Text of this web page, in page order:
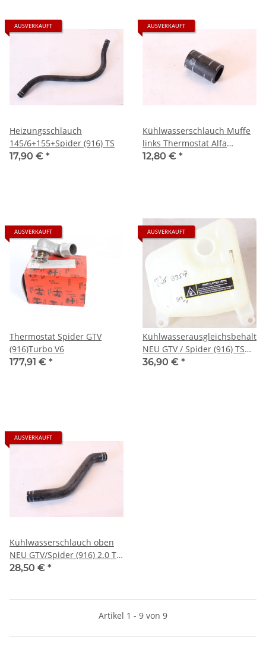
AUSVERKAUFT
Heizungsschlauch
145/6+155+Spider (916) TS
17,90 € *
AUSVERKAUFT
Kühlwasserschlauch Muffe
links Thermostat Alfa
155+164+RZ+Spider (916)
12,80 € *
AUSVERKAUFT
Thermostat Spider GTV
(916)Turbo V6
177,91 € *
AUSVERKAUFT
Kühlwasserausgleichsbehälter
NEU GTV / Spider (916) TS
16V
36,90 € *
AUSVERKAUFT
Kühlwasserschlauch oben
NEU GTV/Spider (916) 2.0 TS
Bj. 95-98+ 98-2006
28,50 € *
Artikel 1 - 9 von 9